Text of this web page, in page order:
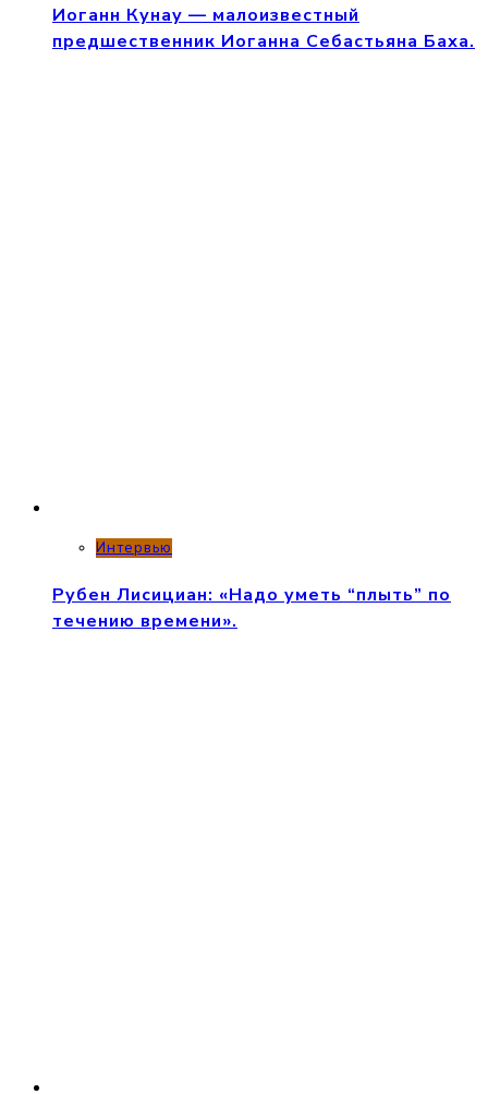
Иоганн Кунау — малоизвестный
предшественник Иоганна Себастьяна Баха.
Интервью
Рубен Лисициан: «Надо уметь “плыть” по
течению времени».